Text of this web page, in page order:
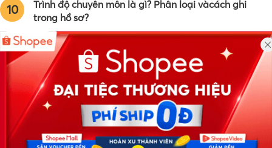
10
Trình độ chuyên môn là gì? Phân loại vàcách ghi
trong hồ sơ?
Công ty TNHH Eyeplus Online
Địa chỉ: Số 81, ngõ 68, đường Cầu Giấy, Tổ 05, Phường Quan
Hoa, Quận Cầu Giấy, TP Hà Nội, Việt Nam